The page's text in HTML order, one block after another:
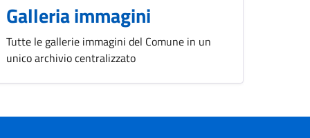
Galleria immagini
Tutte le gallerie immagini del Comune in un
unico archivio centralizzato